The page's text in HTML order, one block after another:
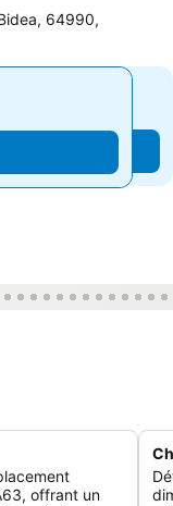
64990,
offrant un